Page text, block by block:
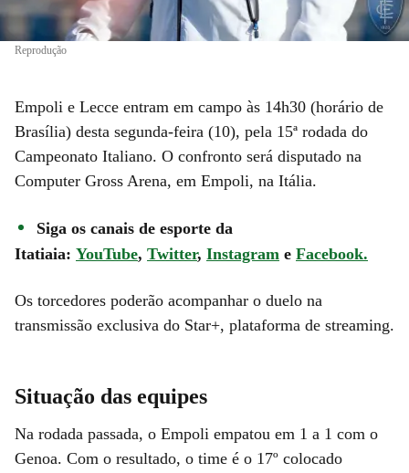
Reprodução
Empoli e Lecce entram em campo às 14h30 (horário de
Brasília) desta segunda-feira (10), pela 15ª rodada do
Campeonato Italiano. O confronto será disputado na
Computer Gross Arena, em Empoli, na Itália.
Siga os canais de esporte da
Itatiaia: YouTube, Twitter, Instagram e Facebook.
Os torcedores poderão acompanhar o duelo na
transmissão exclusiva do Star+, plataforma de streaming.
Situação das equipes
Na rodada passada, o Empoli empatou em 1 a 1 com o
Genoa. Com o resultado, o time é o 17º colocado